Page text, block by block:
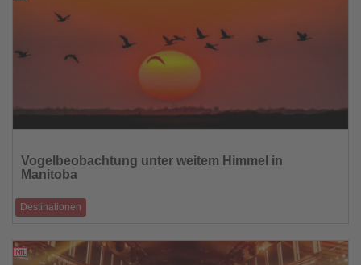
die
Nachrichten
Vogelbeobachtung unter weitem Himmel in
Manitoba
Destinationen
kanadische Provinz ihre st